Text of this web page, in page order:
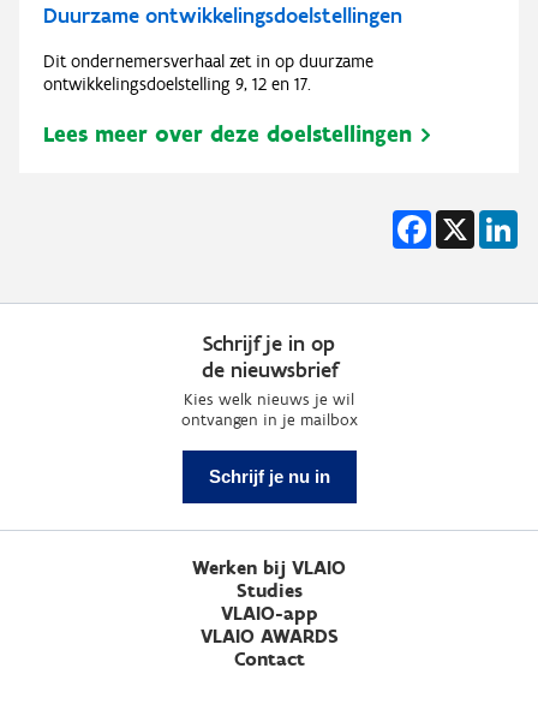
Duurzame ontwikkelingsdoelstellingen
Dit ondernemersverhaal zet in op duurzame
ontwikkelingsdoelstelling 9, 12 en 17.
Lees meer over deze doelstellingen
Facebook
X
Schrijf je in op
de nieuwsbrief
Kies welk nieuws je wil
ontvangen in je mailbox
Schrijf je nu in
Werken bij VLAIO
Studies
VLAIO-app
VLAIO AWARDS
Contact